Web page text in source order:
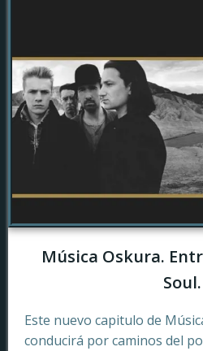
Música Oskura.
Soul.
Este nuevo capitulo de
conducirá por caminos del